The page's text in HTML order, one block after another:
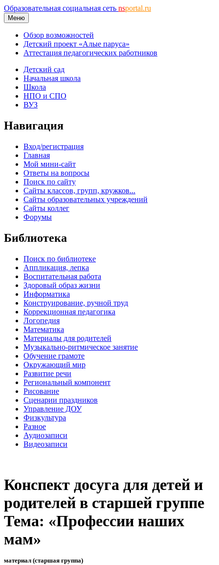
Образовательная социальная сеть nsportal.ru
Меню
Обзор возможностей
Детский проект «Алые паруса»
Аттестация педагогических работников
Детский сад
Начальная школа
Школа
НПО и СПО
ВУЗ
Навигация
Вход/регистрация
Главная
Мой мини-сайт
Ответы на вопросы
Поиск по сайту
Сайты классов, групп, кружков...
Сайты образовательных учреждений
Сайты коллег
Форумы
Библиотека
Поиск по библиотеке
Аппликация, лепка
Воспитательная работа
Здоровый образ жизни
Информатика
Конструирование, ручной труд
Коррекционная педагогика
Логопедия
Математика
Материалы для родителей
Музыкально-ритмическое занятие
Обучение грамоте
Окружающий мир
Развитие речи
Региональный компонент
Рисование
Сценарии праздников
Управление ДОУ
Физкультура
Разное
Аудиозаписи
Видеозаписи
Конспект досуга для детей и
родителей в старшей группе
Тема: «Профессии наших
мам»
материал (старшая группа)